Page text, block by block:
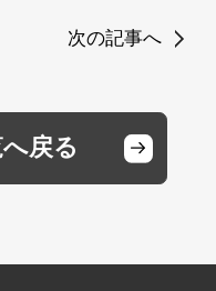
次の記事へ
戻る